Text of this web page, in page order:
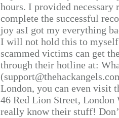
hours. I provided
complete the successful
joy asI got my everything
I will not hold this to
scammed victims can get
through their hotline at:
London, you can even visit
46 Red Lion Street, London
really know their stuff!